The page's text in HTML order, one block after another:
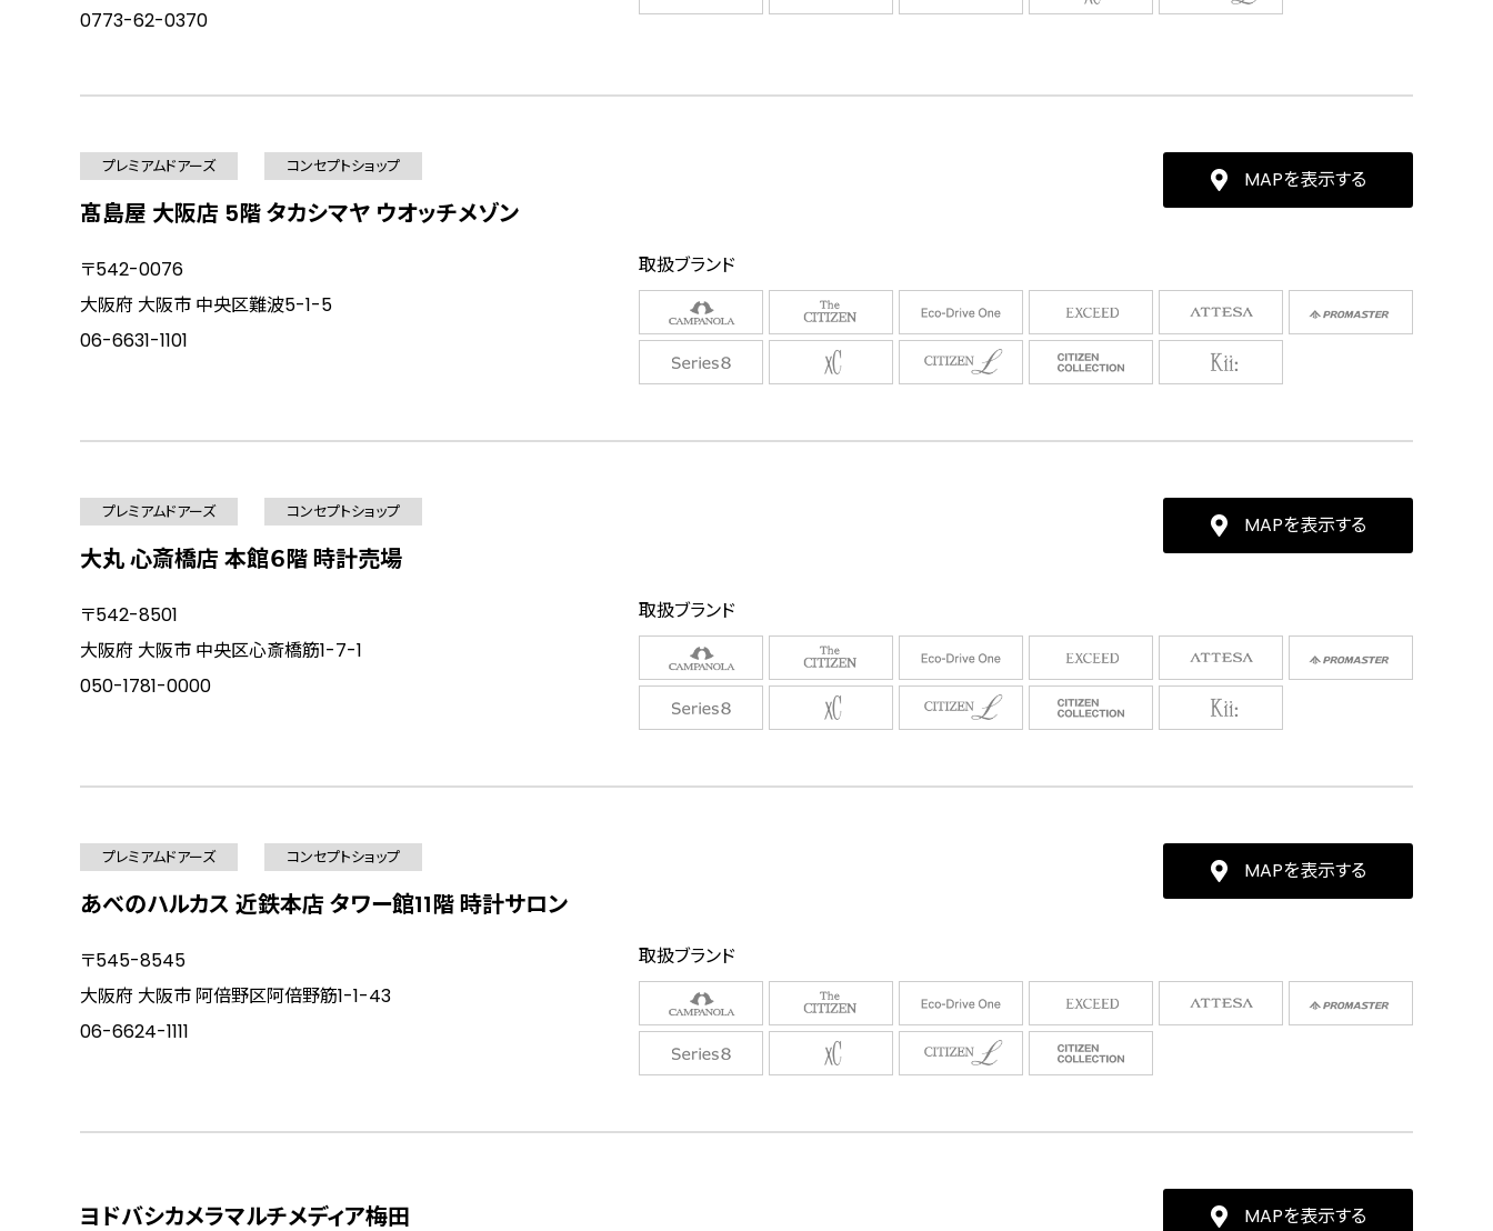
0773-62-0370
プレミアムドアーズ コンセプトショップ
髙島屋 大阪店 5階 タカシマヤ ウオッチメゾン
MAPを表示する
〒542-0076
大阪府 大阪市 中央区難波5-1-5
06-6631-1101
取扱ブランド
プレミアムドアーズ コンセプトショップ
大丸 心斎橋店 本館６階 時計売場
MAPを表示する
〒542-8501
大阪府 大阪市 中央区心斎橋筋1-7-1
050-1781-0000
取扱ブランド
プレミアムドアーズ コンセプトショップ
あべのハルカス 近鉄本店 タワー館11階 時計サロン
MAPを表示する
〒545-8545
大阪府 大阪市 阿倍野区阿倍野筋1-1-43
06-6624-1111
取扱ブランド
ヨドバシカメラマルチメディア梅田 MAPを表示する